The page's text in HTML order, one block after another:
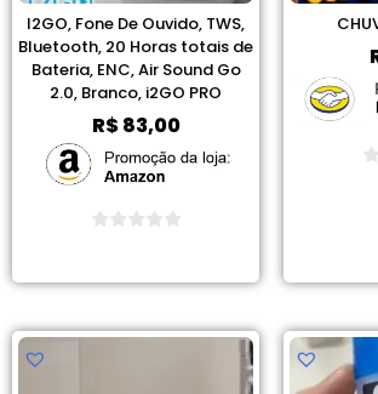
I2GO, Fone De Ouvido, TWS,
Bluetooth, 20 Horas totais de
Bateria, ENC, Air Sound Go
2.0, Branco, i2GO PRO
R$83,00